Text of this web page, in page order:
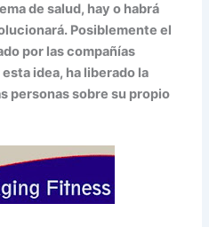
de salud, hay o habrá
Posiblemente el
por las compañías
idea, ha liberado la
personas sobre su propio